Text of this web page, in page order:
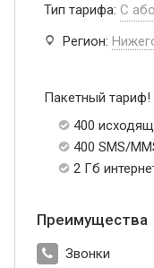
Тип тарифа: С
Регион:
Пакетный тариф!
400
400 SMS/
2 Гб
Преимущества
Звонки